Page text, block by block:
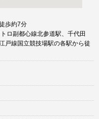
歩約7分
ロ副都心線北参道駅、千代田
戸線国立競技場駅の各駅から徒